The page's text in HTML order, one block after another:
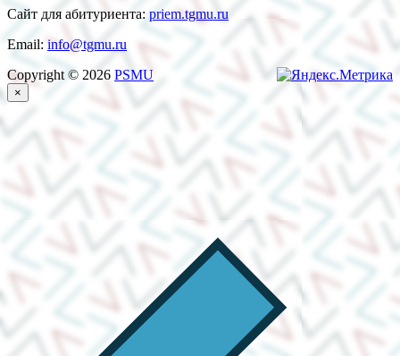
Сайт для абитуриента:priem.tgmu.ru
Email: info@tgmu.ru
Copyright © 2026 PSMU
×